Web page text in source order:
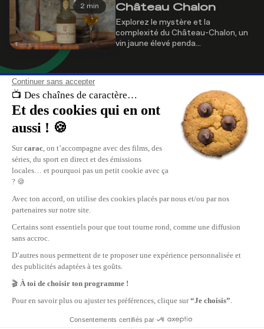
2 min Château Chalon
Explorez le mystère et la
complexité du Château-Chalon, un
vin jaune élevé penda...
À propos de nous
carac , les chaînes de caractère. Retrouvez le meilleur du divertissement,
Replay de vos émissions favorites, reportages, cinéma, tout ce qui se
en Suisse Romande est sur carac.tv.
carac, les plus grandes chaînes privées TV de Suisse Romande.
Nous contacter
Carac Media SA
CH-1205 Genève
info@carac.tv
Publicité
Recevoir carac chez vous
© 2026 Carac Media SA